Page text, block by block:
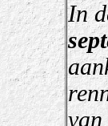
In